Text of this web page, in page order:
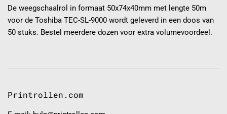
De weegschaalrol in formaat 50x74x40mm met lengte 50m
voor de Toshiba TEC-SL-9000 wordt geleverd in een doos van
50 stuks. Bestel meerdere dozen voor extra volumevoordeel.
Printrollen.com